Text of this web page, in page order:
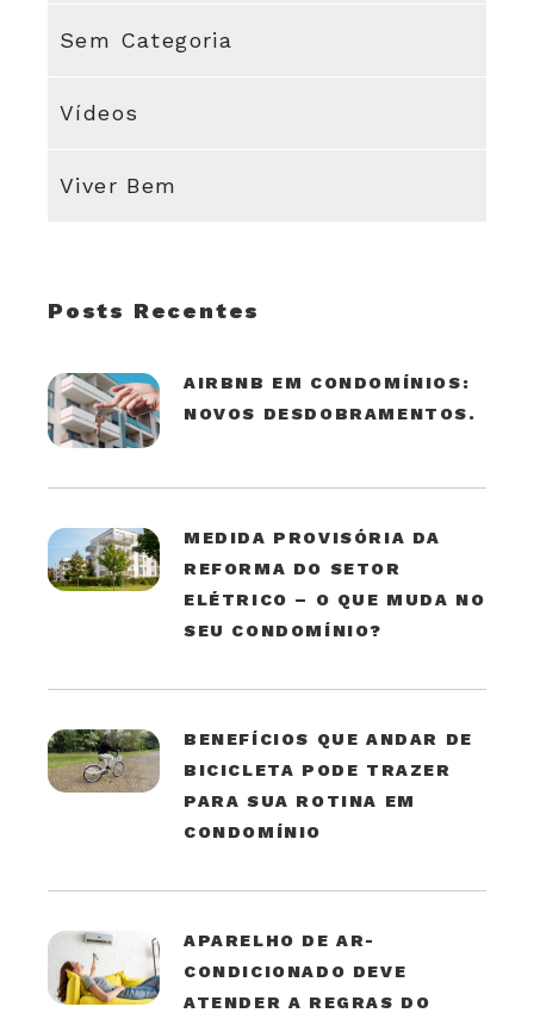
Sem Categoria
Vídeos
Viver Bem
Posts Recentes
AIRBNB EM CONDOMÍNIOS:
NOVOS DESDOBRAMENTOS.
MEDIDA PROVISÓRIA DA
REFORMA DO SETOR
ELÉTRICO – O QUE MUDA NO
SEU CONDOMÍNIO?
BENEFÍCIOS QUE ANDAR DE
BICICLETA PODE TRAZER
PARA SUA ROTINA EM
CONDOMÍNIO
APARELHO DE AR-
CONDICIONADO DEVE
ATENDER A REGRAS DO